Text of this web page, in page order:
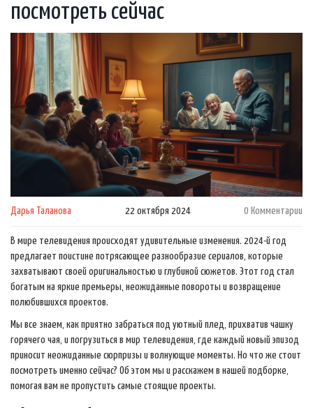
посмотреть сейчас
Дарья Таланова 22 октября 2024 0 Комментарии
В мире телевидения происходят удивительные изменения. 2024-й год
предлагает поистине потрясающее разнообразие сериалов, которые
захватывают своей оригинальностью и глубиной сюжетов. Этот год стал
богатым на яркие премьеры, неожиданные повороты и возвращение
полюбившихся проектов.
Мы все знаем, как приятно забраться под уютный плед, прихватив чашку
горячего чая, и погрузиться в мир телевидения, где каждый новый эпизод
приносит неожиданные сюрпризы и волнующие моменты. Но что же стоит
посмотреть именно сейчас? Об этом мы и расскажем в нашей подборке,
помогая вам не пропустить самые стоящие проекты.